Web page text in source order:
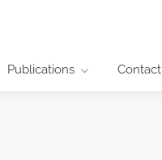
Publications Contact